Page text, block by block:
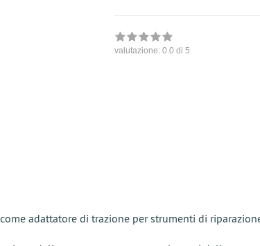
valutazione: 0.0 di 5
adattatore di trazione per strumenti di